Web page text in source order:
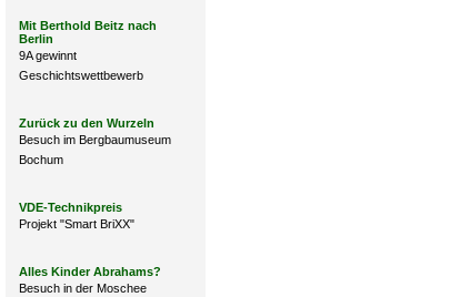
Mit Berthold Beitz nach
Berlin
9A gewinnt
Geschichtswettbewerb
Zurück zu den Wurzeln
Besuch im Bergbaumuseum
Bochum
VDE-Technikpreis
Projekt "Smart BriXX"
Alles Kinder Abrahams?
Besuch in der Moschee